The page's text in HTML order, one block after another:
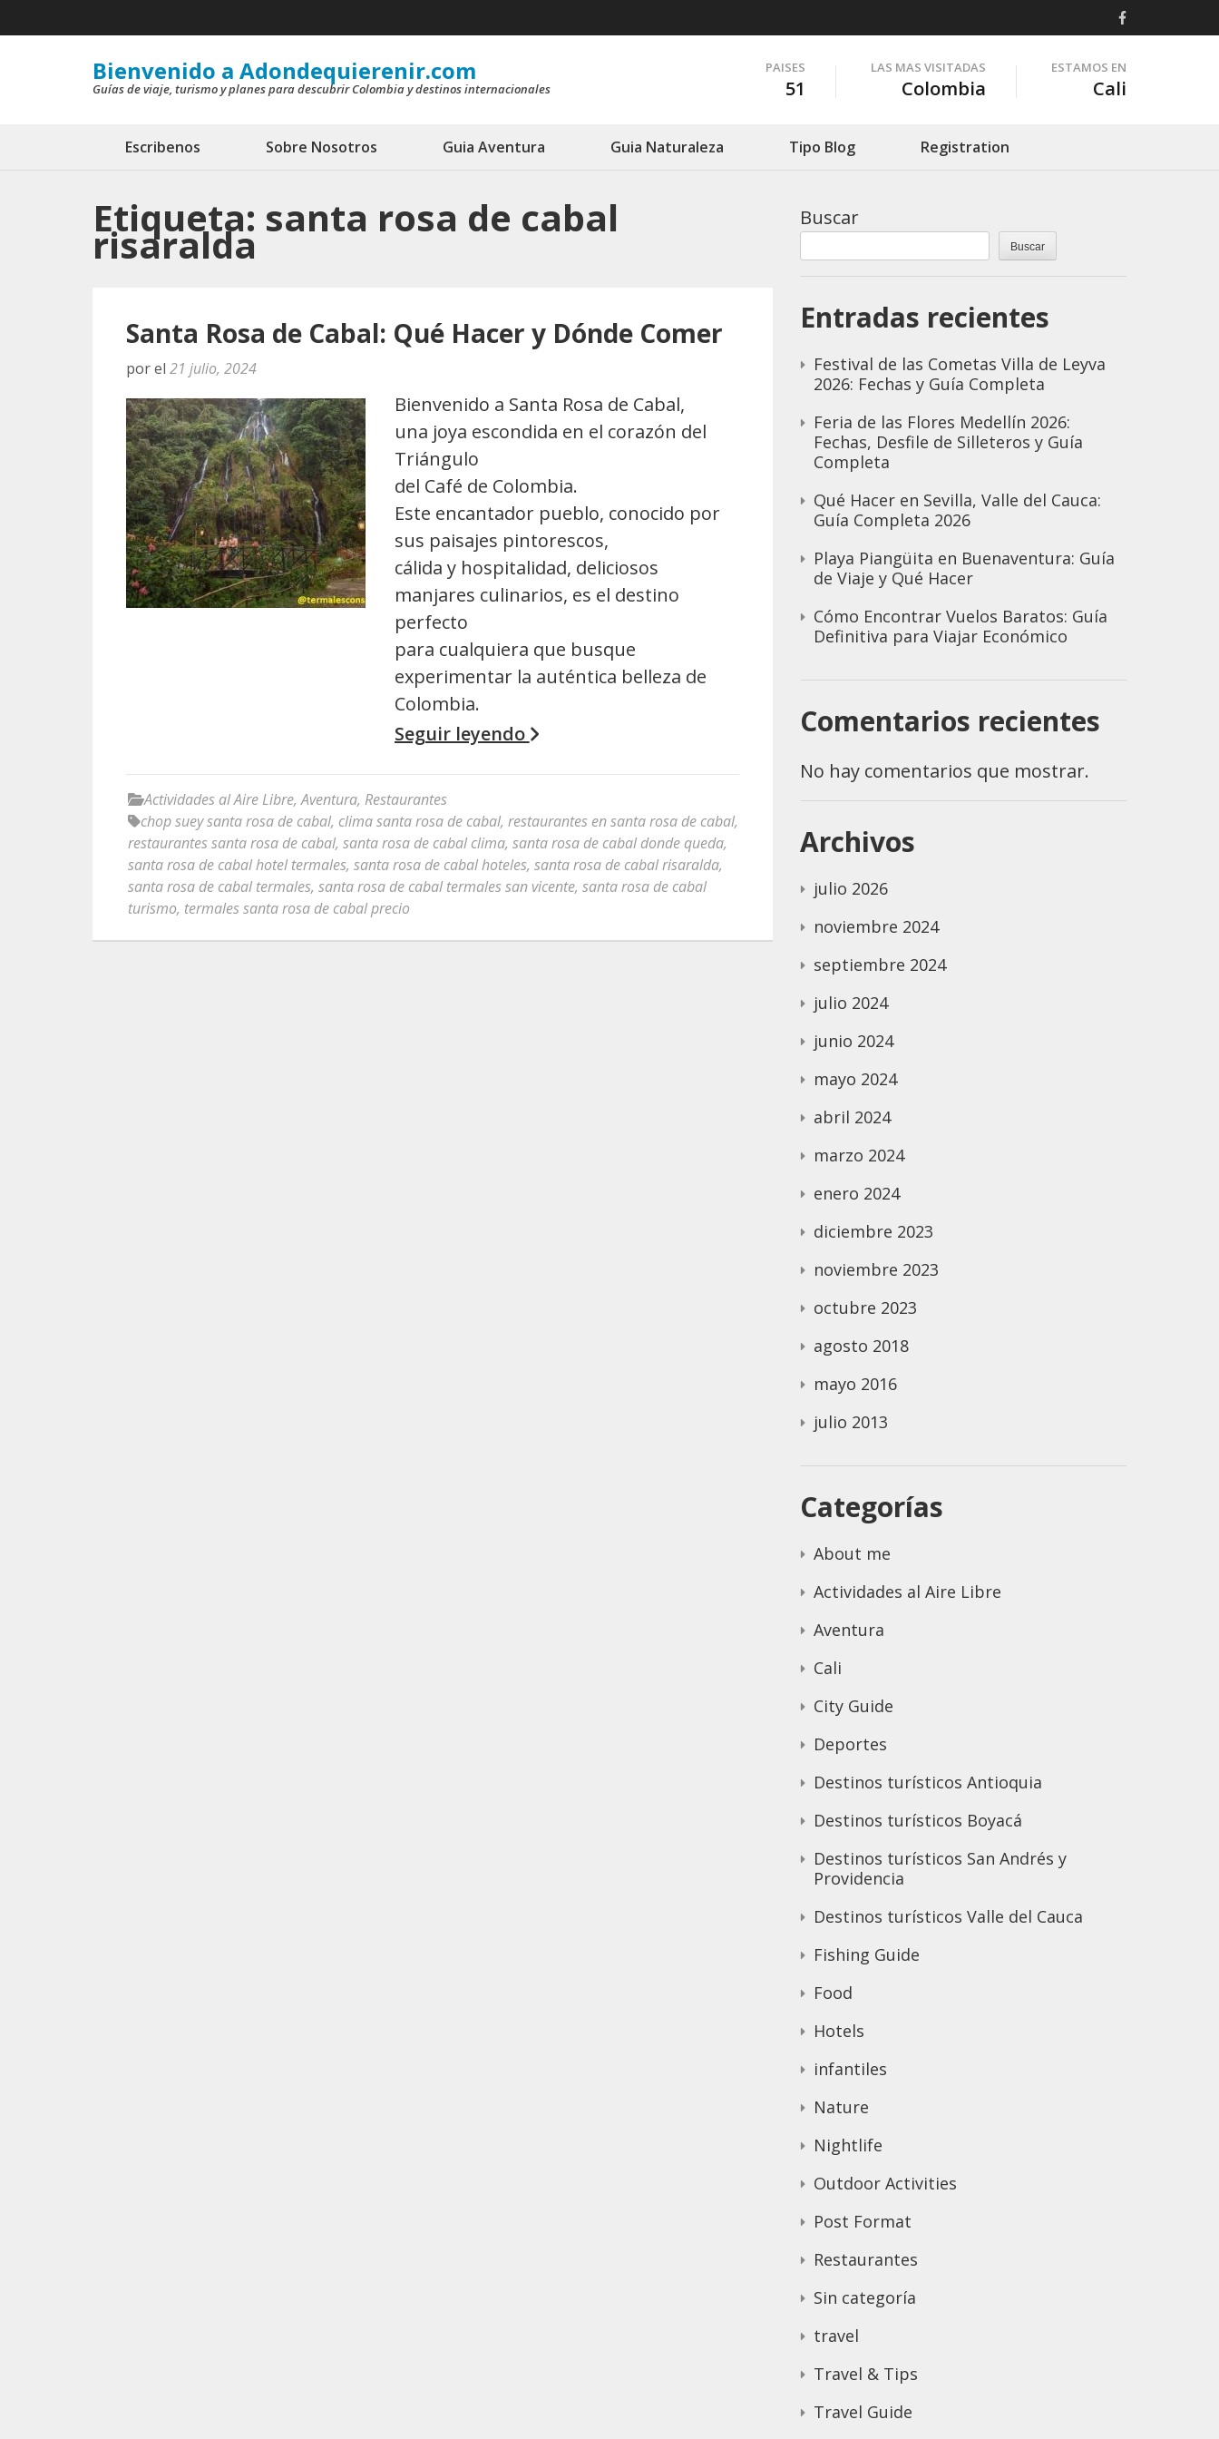
al
Bienvenido a Adondequierenir.com
Guías de viaje, turismo y planes para descubrir Colombia y destinos internacionales
PAISES
51
LAS MAS VISITADAS
Colombia
ESTAMOS EN
Cali
Escribenos Sobre Nosotros Guia Aventura Guia Naturaleza Tipo Blog Registration
Etiqueta: santa rosa de cabal
risaralda
Santa Rosa de Cabal: Qué Hacer y Dónde Comer
porel 21 julio, 2024
Bienvenido a Santa Rosa de Cabal,
una joya escondida en el corazón del
Triángulo
del Café de Colombia.
Este encantador pueblo, conocido por
sus paisajes pintorescos,
cálida y hospitalidad, deliciosos
manjares culinarios, es el destino
perfecto
para cualquiera que busque
experimentar la auténtica belleza de
Colombia.
Seguir leyendo
Actividades al Aire Libre,Aventura, Restaurantes
chop suey santa rosa de cabal, clima santa rosa de cabal, restaurantes en santa rosa de cabal,
restaurantes santa rosa de cabal, santa rosa de cabal clima, santa rosa de cabal donde queda,
santa rosa de cabal hotel termales, santa rosa de cabal hoteles, santa rosa de cabal risaralda,
santa rosa de cabal termales, santa rosa de cabal termales san vicente, santa rosa de cabal
turismo, termales santa rosa de cabal precio
Buscar
Buscar
Entradas recientes
Festival de las Cometas Villa de Leyva
2026: Fechas y Guía Completa
Feria de las Flores Medellín 2026:
Fechas, Desfile de Silleteros y Guía
Completa
Qué Hacer en Sevilla, Valle del Cauca:
Guía Completa 2026
Playa Piangüita en Buenaventura: Guía
de Viaje y Qué Hacer
Cómo Encontrar Vuelos Baratos: Guía
Definitiva para Viajar Económico
Comentarios recientes
No hay comentarios que mostrar.
Archivos
julio 2026
noviembre 2024
septiembre 2024
julio 2024
junio 2024
mayo 2024
abril 2024
marzo 2024
enero 2024
diciembre 2023
noviembre 2023
octubre 2023
agosto 2018
mayo 2016
julio 2013
Categorías
About me
Actividades al Aire Libre
Aventura
Cali
City Guide
Deportes
Destinos turísticos Antioquia
Destinos turísticos Boyacá
Destinos turísticos San Andrés y
Providencia
Destinos turísticos Valle del Cauca
Fishing Guide
Food
Hotels
infantiles
Nature
Nightlife
Outdoor Activities
Post Format
Restaurantes
Sin categoría
travel
Travel & Tips
Travel Guide